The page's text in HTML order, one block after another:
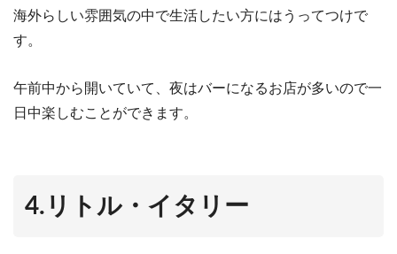
海外らしい雰囲気の中で生活したい方にはうってつけで
す。
午前中から開いていて、夜はバーになるお店が多いので一
日中楽しむことができます。
4.リトル・イタリー